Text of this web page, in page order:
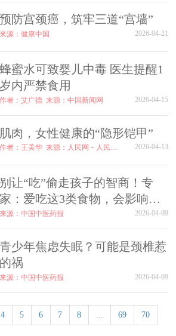
预防宫颈癌，筑牢三道“宫墙”
来源：健康中国 2026-04-21
蜂蜜水可致婴儿中毒 医生提醒1
岁内严禁食用
作者：艾广德 来源：中国新闻网 2026-04-15
肌肉，女性健康的“隐形铠甲”
作者：王美华 来源：人民网－人民日报海外版 2026-04-13
别让“吃”偷走孩子的智商！专
家：爱吃这3类食物，会影响孩
子大脑发育！（附调整方法）
来源：中国中医药报 2026-04-09
青少年焦虑失眠？可能是颈椎惹
的祸
来源：中国中医药报 2026-04-09
4 5 6 7 8 ... 69 70